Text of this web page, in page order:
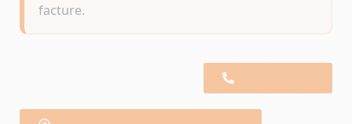
facture.